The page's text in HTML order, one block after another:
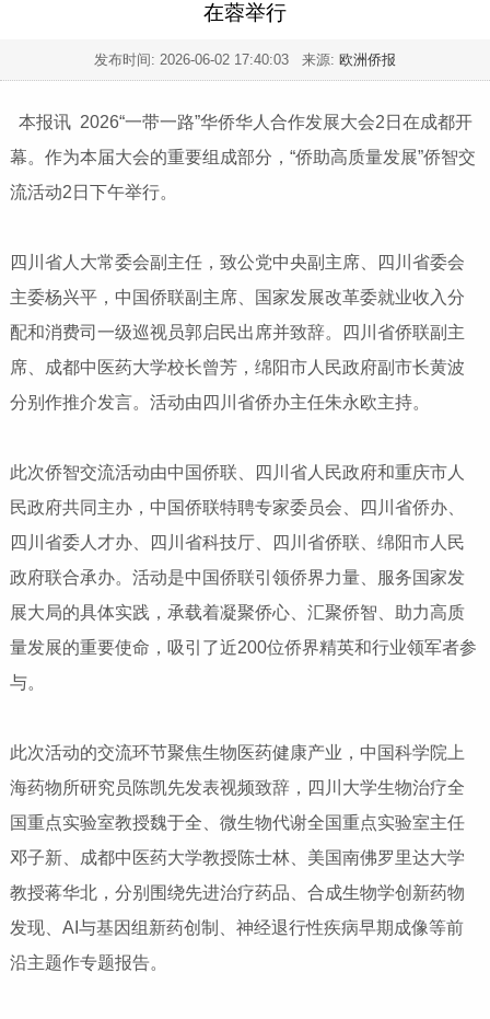
在蓉举行
发布时间: 2026-06-02 17:40:03 来源: 欧洲侨报
本报讯 2026“一带一路”华侨华人合作发展大会2日在成都开
幕。作为本届大会的重要组成部分，“侨助高质量发展”侨智交
流活动2日下午举行。
四川省人大常委会副主任，致公党中央副主席、四川省委会
主委杨兴平，中国侨联副主席、国家发展改革委就业收入分
配和消费司一级巡视员郭启民出席并致辞。四川省侨联副主
席、成都中医药大学校长曾芳，绵阳市人民政府副市长黄波
分别作推介发言。活动由四川省侨办主任朱永欧主持。
此次侨智交流活动由中国侨联、四川省人民政府和重庆市人
民政府共同主办，中国侨联特聘专家委员会、四川省侨办、
四川省委人才办、四川省科技厅、四川省侨联、绵阳市人民
政府联合承办。活动是中国侨联引领侨界力量、服务国家发
展大局的具体实践，承载着凝聚侨心、汇聚侨智、助力高质
量发展的重要使命，吸引了近200位侨界精英和行业领军者参
与。
此次活动的交流环节聚焦生物医药健康产业，中国科学院上
海药物所研究员陈凯先发表视频致辞，四川大学生物治疗全
国重点实验室教授魏于全、微生物代谢全国重点实验室主任
邓子新、成都中医药大学教授陈士林、美国南佛罗里达大学
教授蒋华北，分别围绕先进治疗药品、合成生物学创新药物
发现、AI与基因组新药创制、神经退行性疾病早期成像等前
沿主题作专题报告。